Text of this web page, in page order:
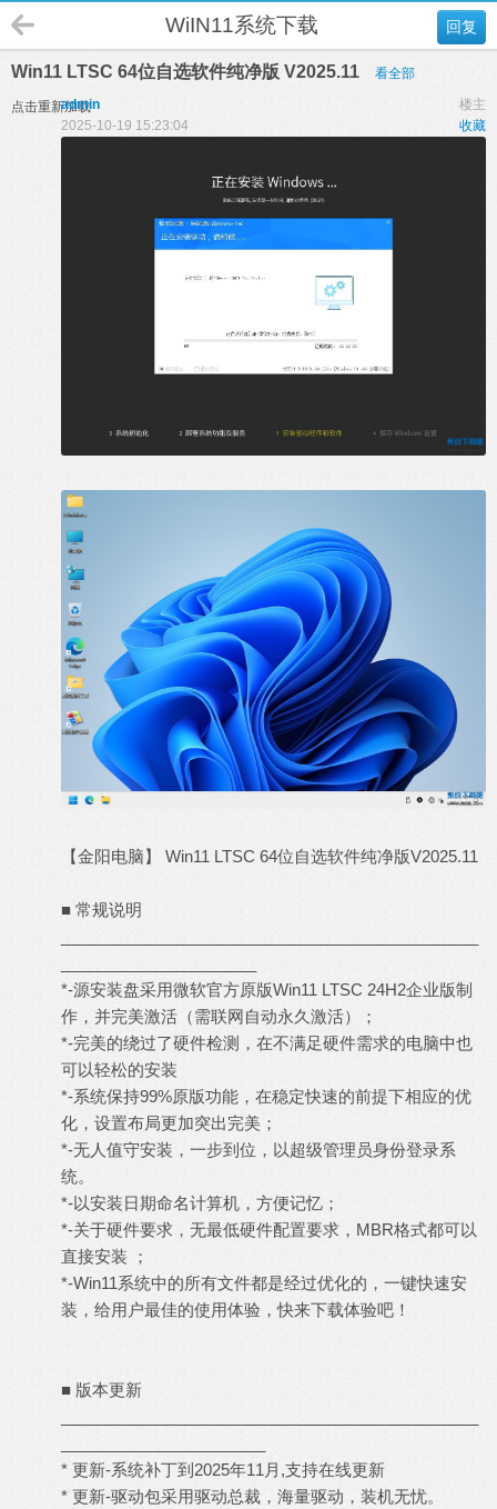
回复
WiIN11系统下载
Win11 LTSC 64位自选软件纯净版 V2025.11 看全部
点击重新加载 楼主
admin
收藏
2025-10-19 15:23:04
【金阳电脑】 Win11 LTSC 64位自选软件纯净版V2025.11
■ 常规说明
*-源安装盘采用微软官方原版Win11 LTSC 24H2企业版制
作，并完美激活（需联网自动永久激活）；
*-完美的绕过了硬件检测，在不满足硬件需求的电脑中也
可以轻松的安装
*-系统保持99%原版功能，在稳定快速的前提下相应的优
化，设置布局更加突出完美；
*-无人值守安装，一步到位，以超级管理员身份登录系
统。
*-以安装日期命名计算机，方便记忆；
*-关于硬件要求，无最低硬件配置要求，MBR格式都可以
直接安装 ；
*-Win11系统中的所有文件都是经过优化的，一键快速安
装，给用户最佳的使用体验，快来下载体验吧！
■ 版本更新
* 更新-系统补丁到2025年11月,支持在线更新
* 更新-驱动包采用驱动总裁，海量驱动，装机无忧。